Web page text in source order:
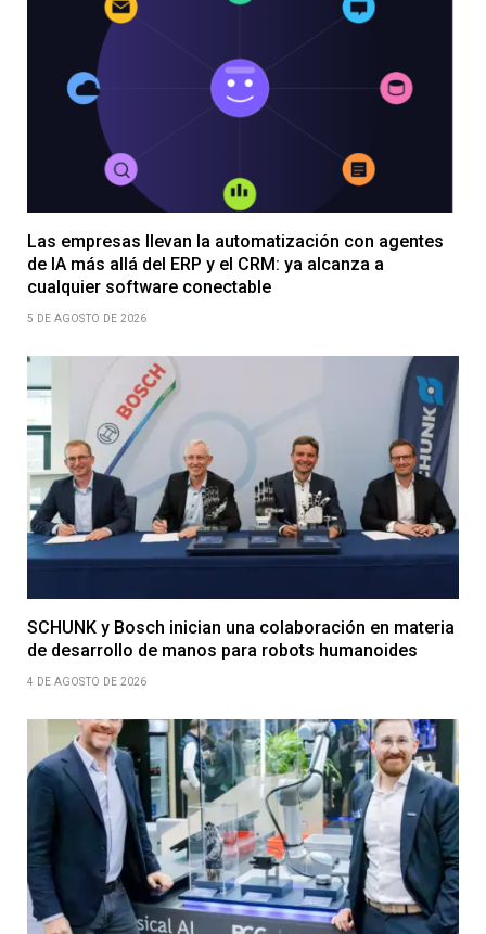
Las empresas llevan la automatización con agentes
de IA más allá del ERP y el CRM: ya alcanza a
cualquier software conectable
5 DE AGOSTO DE 2026
SCHUNK y Bosch inician una colaboración en materia
de desarrollo de manos para robots humanoides
4 DE AGOSTO DE 2026